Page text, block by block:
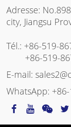
Adresse:
city, Jiangsu
Tél.: +86-519-
+86-519-
E-mail:
WhatsApp:
